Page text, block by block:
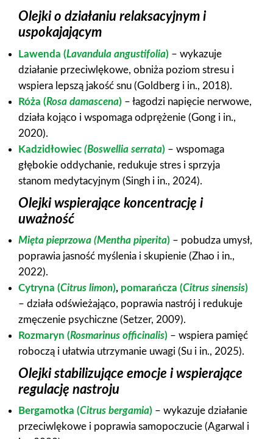
Olejki o działaniu relaksacyjnym i
uspokajającym
Lawenda (Lavandula angustifolia) – wykazuje
działanie przeciwlękowe, obniża poziom stresu i
wspiera lepszą jakość snu (Goldberg i in., 2018).
Róża (Rosa damascena) – łagodzi napięcie nerwowe,
działa kojąco i wspomaga odprężenie (Gong i in.,
2020).
Kadzidłowiec (Boswellia serrata) – wspomaga
głębokie oddychanie, redukuje stres i sprzyja
stanom medytacyjnym (Singh i in., 2024).
Olejki wspierające koncentrację i
uważność
Mięta pieprzowa (Mentha piperita) – pobudza umysł,
poprawia jasność myślenia i skupienie (Zhao i in.,
2022).
Cytryna (Citrus limon), pomarańcza (Citrus sinensis)
– działa odświeżająco, poprawia nastrój i redukuje
zmęczenie psychiczne (Setzer, 2009).
Rozmaryn (Rosmarinus officinalis) – wspiera pamięć
roboczą i ułatwia utrzymanie uwagi (Su i in., 2025).
Olejki stabilizujące emocje i wspierające
regulację nastroju
Bergamotka (Citrus bergamia) – wykazuje działanie
przeciwlękowe i poprawia samopoczucie (Agarwal i